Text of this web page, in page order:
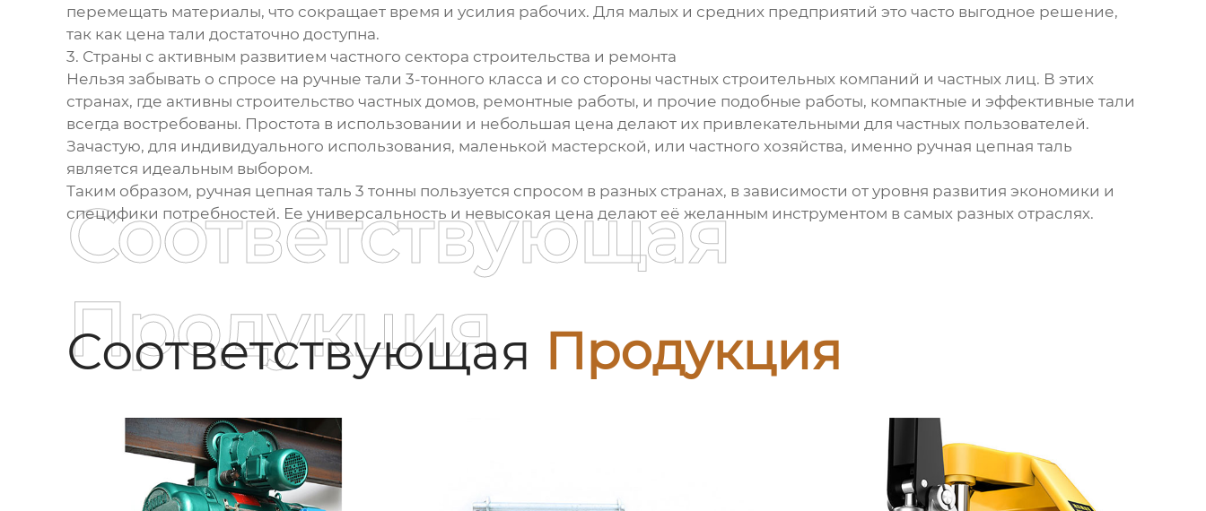
перемещать материалы, что сокращает время и усилия рабочих. Для малых и средних предприятий это часто выгодное решение,
так как цена тали достаточно доступна.
3. Страны с активным развитием частного сектора строительства и ремонта
Нельзя забывать о спросе на ручные тали 3-тонного класса и со стороны частных строительных компаний и частных лиц. В этих
странах, где активны строительство частных домов, ремонтные работы, и прочие подобные работы, компактные и эффективные тали
всегда востребованы. Простота в использовании и небольшая цена делают их привлекательными для частных пользователей.
Зачастую, для индивидуального использования, маленькой мастерской, или частного хозяйства, именно ручная цепная таль
является идеальным выбором.
Таким образом, ручная цепная таль 3 тонны пользуется спросом в разных странах, в зависимости от уровня развития экономики и
специфики потребностей. Ее универсальность и невысокая цена делают её желанным инструментом в самых разных отраслях.
Соответствующая Продукция
Соответствующая
Продукция